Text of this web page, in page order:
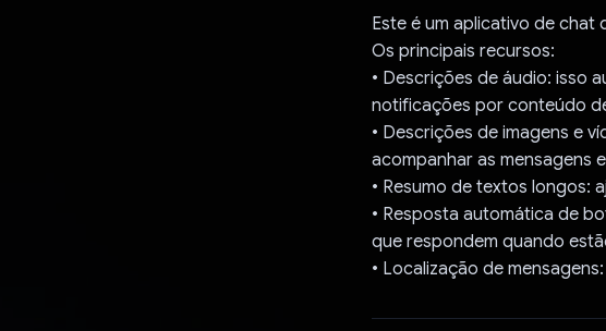
Este é um aplicativo de chat
Os principais recursos:
• Descrições de áudio: isso
notificações por conteúdo
• Descrições de imagens e
acompanhar as mensagens
• Resumo de textos longos:
• Resposta automática de
que respondem quando
• Localização de